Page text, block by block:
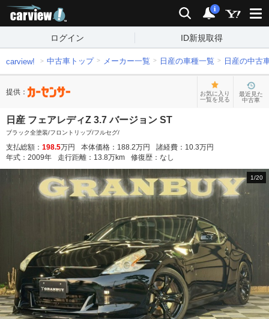
検索 通知
i
ログイン ID新規取得
carview! 中古車トップ メーカー一覧 日産の車種一覧 日産の中古
提供：
お気に入り
一覧を見る
最近見た
中古車
日産 フェアレディZ 3.7 バージョン ST
ブラック全塗装/フロントリップ/フルセグ/
支払総額： 198.5万円 本体価格： 188.2万円 諸経費： 10.3万円
年式： 2009年 走行距離： 13.8万km 修復歴： なし
1/20